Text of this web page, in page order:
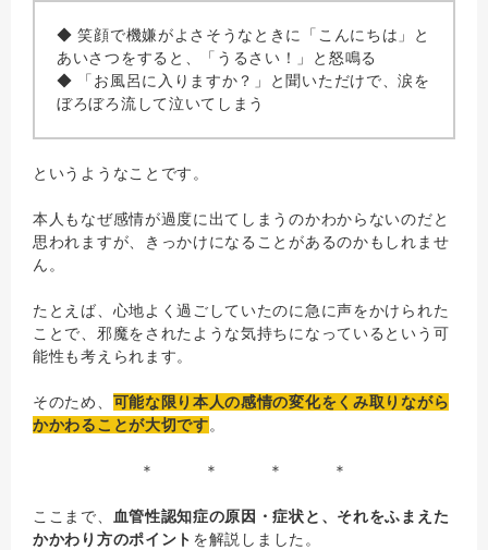
◆ 笑顔で機嫌がよさそうなときに「こんにちは」と
あいさつをすると、「うるさい！」と怒鳴る
◆ 「お風呂に入りますか？」と聞いただけで、涙を
ぼろぼろ流して泣いてしまう
というようなことです。
本人もなぜ感情が過度に出てしまうのかわからないのだと
思われますが、きっかけになることがあるのかもしれませ
ん。
たとえば、心地よく過ごしていたのに急に声をかけられた
ことで、邪魔をされたような気持ちになっているという可
能性も考えられます。
そのため、 可能な限り本人の感情の変化をくみ取りながら
かかわることが大切です。
＊ ＊ ＊ ＊
ここまで、 血管性認知症の原因・症状と、それをふまえた
かかわり方のポイント を解説しました。